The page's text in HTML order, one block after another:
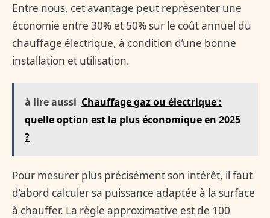
Entre nous, cet avantage peut représenter une
économie entre 30% et 50% sur le coût annuel du
chauffage électrique, à condition d’une bonne
installation et utilisation.
à lire aussi Chauffage gaz ou électrique :
quelle option est la plus économique en 2025
?
Pour mesurer plus précisément son intérêt, il faut
d’abord calculer sa puissance adaptée à la surface
à chauffer. La règle approximative est de 100